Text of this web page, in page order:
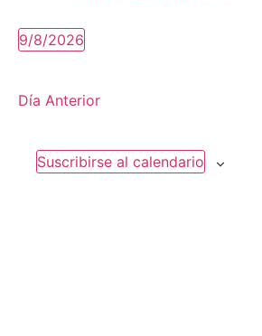
9/8/2026
Seleccionar
Día Anterior
Suscribirse al calendario